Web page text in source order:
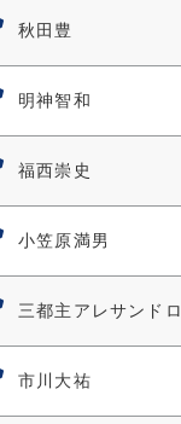
秋田豊
明神智和
福西崇史
小笠原満男
三都主アレサンドロ
市川大祐